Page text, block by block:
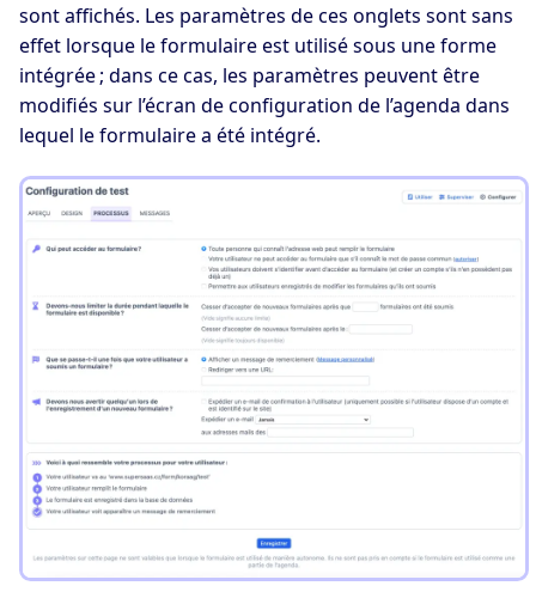
sont affichés. Les paramètres de ces onglets sont sans
effet lorsque le formulaire est utilisé sous une forme
intégrée ; dans ce cas, les paramètres peuvent être
modifiés sur l’écran de configuration de l’agenda dans
lequel le formulaire a été intégré.